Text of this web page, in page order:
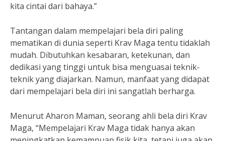
kita cintai dari bahaya.”
Tantangan dalam mempelajari bela diri paling
mematikan di dunia seperti Krav Maga tentu tidaklah
mudah. Dibutuhkan kesabaran, ketekunan, dan
dedikasi yang tinggi untuk bisa menguasai teknik-
teknik yang diajarkan. Namun, manfaat yang didapat
dari mempelajari bela diri ini sangatlah berharga.
Menurut Aharon Maman, seorang ahli bela diri Krav
Maga, “Mempelajari Krav Maga tidak hanya akan